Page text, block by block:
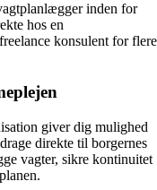
inden for
hos en
konsulent for flere
giver dig mulighed
direkte til borgernes
vagter, sikre kontinuitet